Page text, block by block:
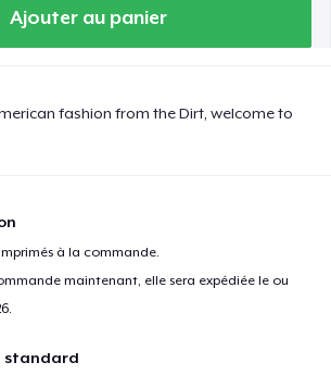
Ajouter au panier
fashion from the Dirt, welcome to
à la commande.
maintenant, elle sera expédiée le ou
standard